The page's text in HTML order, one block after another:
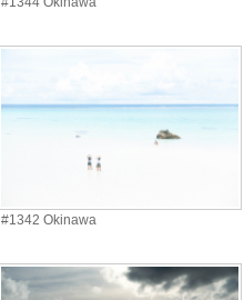
#1342 Okinawa